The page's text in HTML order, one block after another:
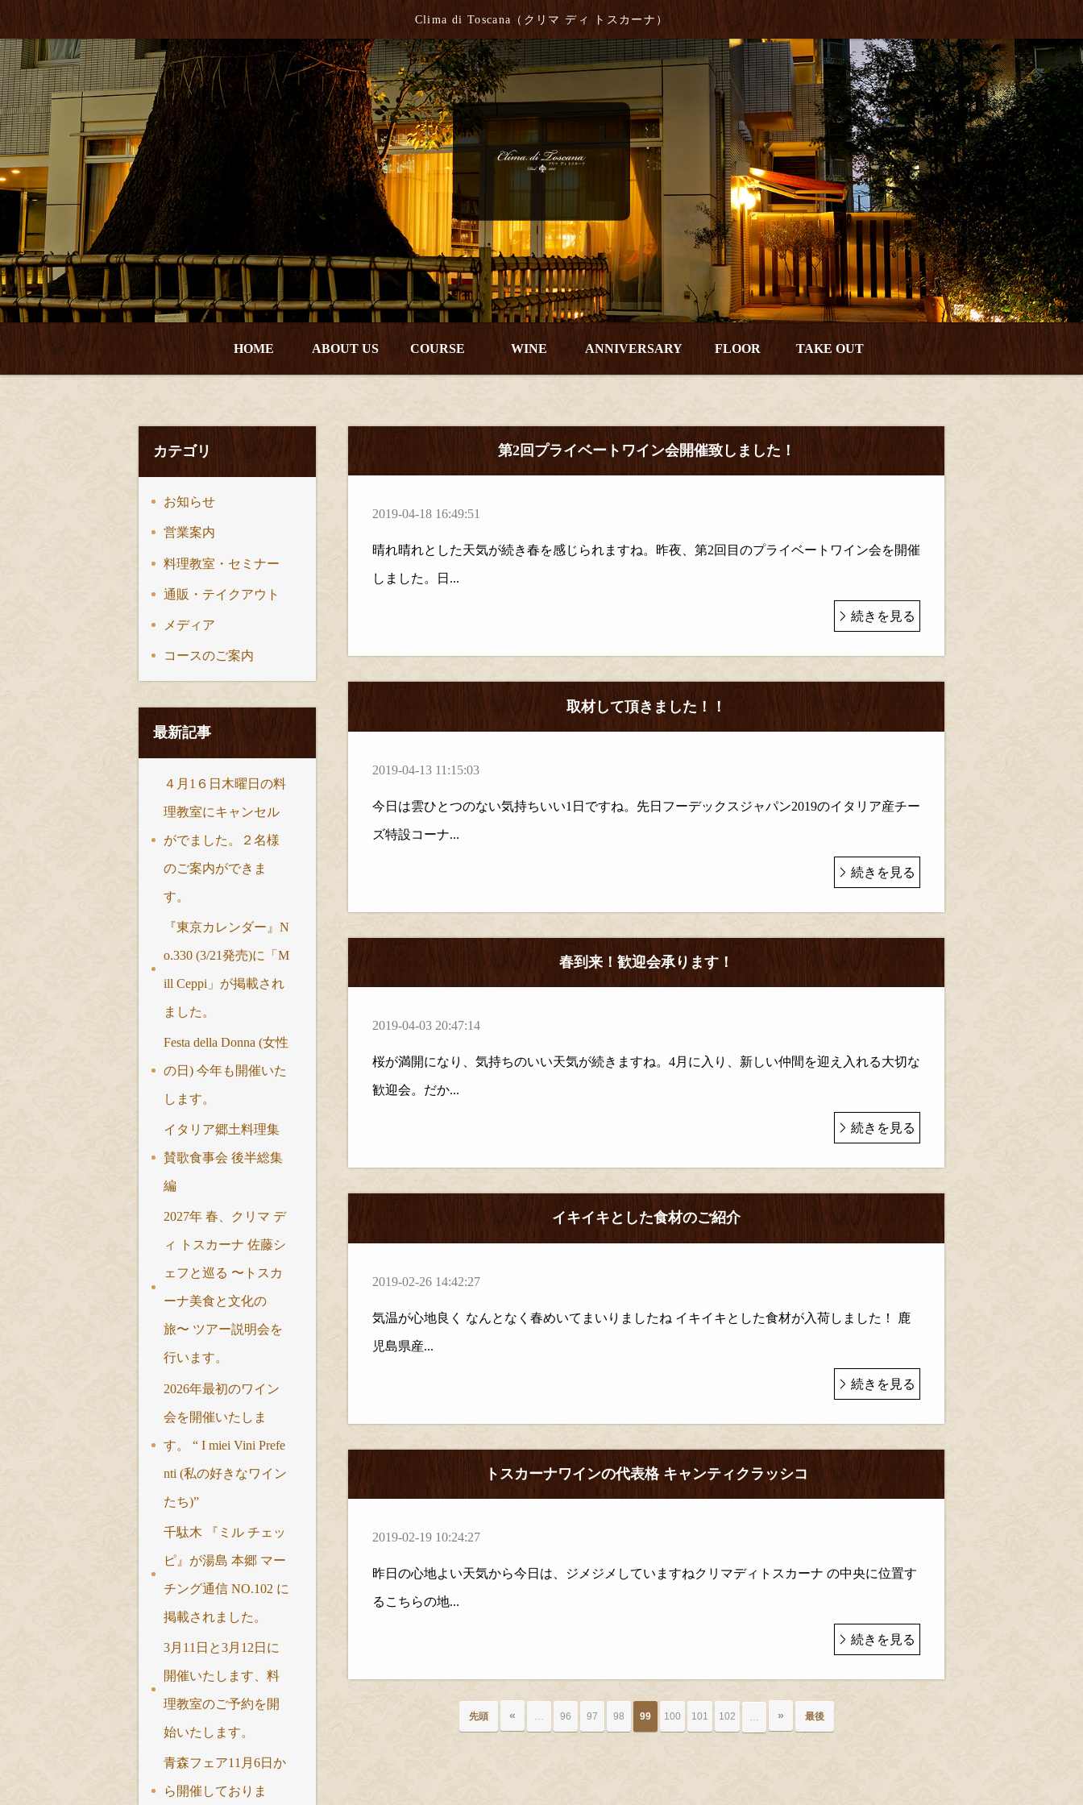
Clima di Toscana（クリマ ディ トスカーナ）
HOME ABOUT US COURSE WINE ANNIVERSARY FLOOR TAKE OUT
カテゴリ
お知らせ
営業案内
料理教室・セミナー
通販・テイクアウト
メディア
コースのご案内
最新記事
４月1６日木曜日の料
理教室にキャンセル
がでました。２名様
のご案内ができま
す。
『東京カレンダー』N
o.330 (3/21発売)に「M
ill Ceppi」が掲載され
ました。
Festa della Donna (女性
の日) 今年も開催いた
します。
イタリア郷土料理集
賛歌食事会 後半総集
編
2027年 春、クリマ デ
ィ トスカーナ 佐藤シ
ェフと巡る 〜トスカ
ーナ美食と文化の
旅〜 ツアー説明会を
行います。
2026年最初のワイン
会を開催いたしま
す。 “ I miei Vini Prefe
nti (私の好きなワイン
たち)”
千駄木 『ミル チェッ
ピ』が湯島 本郷 マー
チング通信 NO.102 に
掲載されました。
3月11日と3月12日に
開催いたします、料
理教室のご予約を開
始いたします。
青森フェア11月6日か
ら開催しておりま
第2回プライベートワイン会開催致しました！
2019-04-18 16:49:51
晴れ晴れとした天気が続き春を感じられますね。昨夜、第2回目のプライベートワイン会を開催
しました。日...
続きを見る
取材して頂きました！！
2019-04-13 11:15:03
今日は雲ひとつのない気持ちいい1日ですね。先日フーデックスジャパン2019のイタリア産チー
ズ特設コーナ...
続きを見る
春到来！歓迎会承ります！
2019-04-03 20:47:14
桜が満開になり、気持ちのいい天気が続きますね。4月に入り、新しい仲間を迎え入れる大切な
歓迎会。だか...
続きを見る
イキイキとした食材のご紹介
2019-02-26 14:42:27
気温が心地良く なんとなく春めいてまいりましたね イキイキとした食材が入荷しました！ 鹿
児島県産...
続きを見る
トスカーナワインの代表格 キャンティクラッシコ
2019-02-19 10:24:27
昨日の心地よい天気から今日は、ジメジメしていますねクリマディトスカーナ の中央に位置す
るこちらの地...
続きを見る
先頭 « … 96 97 98 99 100 101 102 … » 最後